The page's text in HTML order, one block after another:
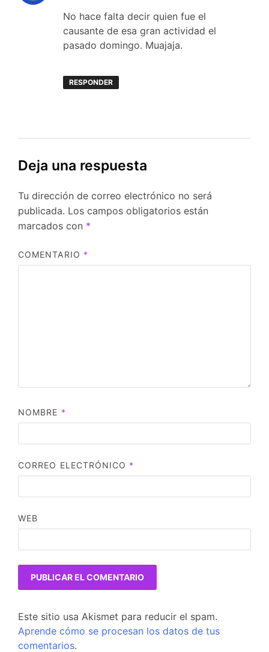
No hace falta decir quien fue el
causante de esa gran actividad el
pasado domingo. Muajaja.
RESPONDER
Deja una respuesta
Tu dirección de correo electrónico no será
publicada. Los campos obligatorios están
marcados con *
COMENTARIO *
NOMBRE *
CORREO ELECTRÓNICO *
WEB
Este sitio usa Akismet para reducir el spam.
Aprende cómo se procesan los datos de tus
comentarios.